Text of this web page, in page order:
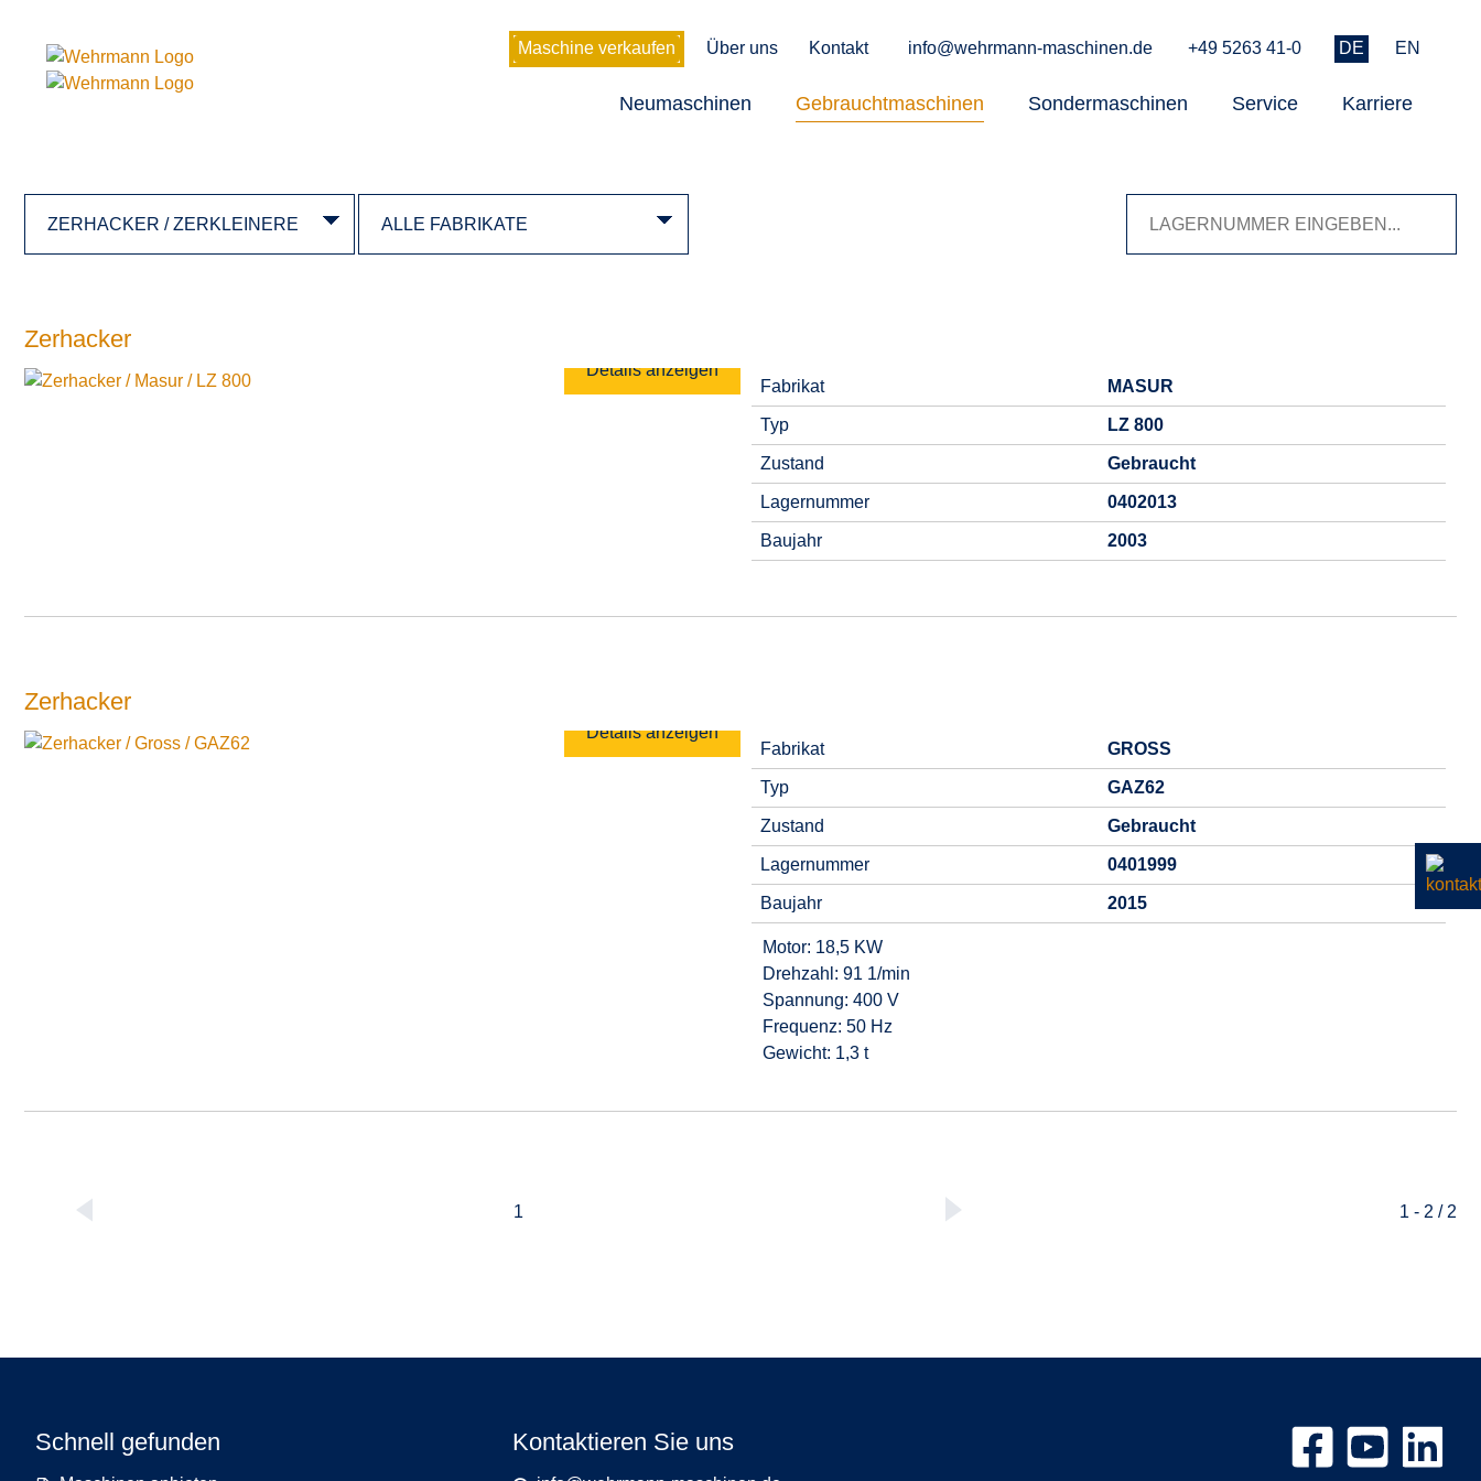
Maschine verkaufen Über uns Kontakt info@wehrmann-maschinen.de +49 5263 41-0 DE EN
Neumaschinen Gebrauchtmaschinen Sondermaschinen Service Karriere
Zerhacker
Details anzeigen
Fabrikat
MASUR
Typ LZ 800
Zustand Gebraucht
Lagernummer 0402013
Baujahr 2003
Zerhacker
Details anzeigen
Fabrikat
GROSS
Typ GAZ62
Zustand Gebraucht
Lagernummer 0401999
Baujahr 2015
Motor: 18,5 KW
Drehzahl: 91 1/min
Spannung: 400 V
Frequenz: 50 Hz
Gewicht: 1,3 t
1 1 - 2 / 2
Schnell gefunden Kontaktieren Sie uns